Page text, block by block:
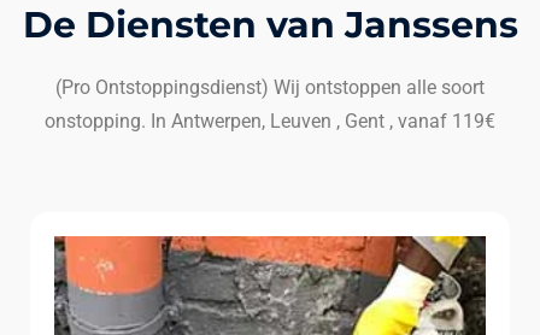
De Diensten van Janssens
(Pro Ontstoppingsdienst) Wij ontstoppen alle soort
onstopping. In Antwerpen, Leuven , Gent , vanaf 119€